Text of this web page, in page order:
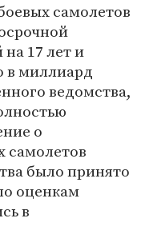
самолетов
17 лет и
в миллиард
ведомства,
о
самолетов
было принято
оценкам
в